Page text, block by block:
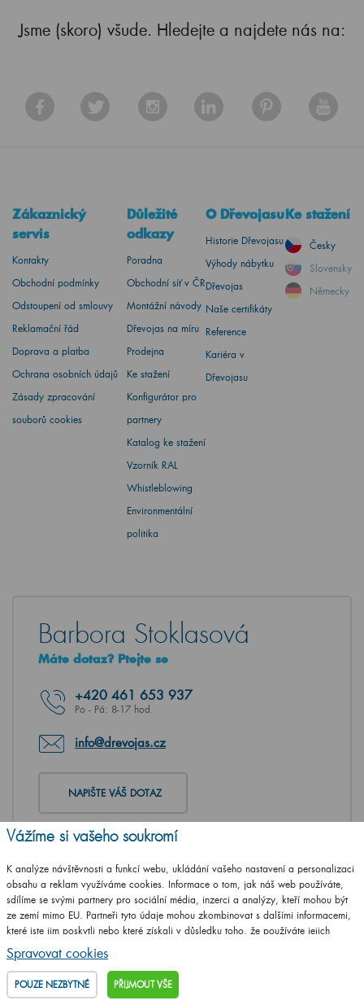
Jsme (skoro) všude. Hledejte a najdete nás na:
Zákaznický
servis
Kontakty
Obchodní podmínky
Odstoupení od smlouvy
Reklamační řád
Doprava a platba
Ochrana osobních údajů
Zásady zpracování
souborů cookies
Důležité
odkazy
Poradna
Obchodní síť v ČR
Montážní návody
Dřevojas na míru
Prodejna
Ke stažení
Konfigurátor pro
partnery
Katalog ke stažení
Vzorník RAL
Whistleblowing
Environmentální
politika
O Dřevojasu
Historie Dřevojasu
Výhody nábytku
Dřevojas
Naše certifikáty
Reference
Kariéra v
Dřevojasu
Ke stažení
Česky
Slovensky
Německy
Barbora Stoklasová
Máte dotaz? Ptejte se
+420 461 653 937
Po - Pá: 8-17 hod.
info@drevojas.cz
NAPIŠTE VÁŠ DOTAZ
Vážíme si vašeho soukromí
K analýze návštěvnosti a funkcí webu, ukládání vašeho nastavení a personalizaci
obsahu a reklam využíváme cookies. Informace o tom, jak náš web používáte,
sdílíme se svými partnery pro sociální média, inzerci a analýzy, kteří mohou být
ze zemí mimo EU. Partneři tyto údaje mohou zkombinovat s dalšími informacemi,
které jste jim poskytli nebo které získali v důsledku toho, že používáte jejich
služby.
Podrobné informace
Spravovat cookies
POUZE NEZBYTNÉ PŘIJMOUT VŠE